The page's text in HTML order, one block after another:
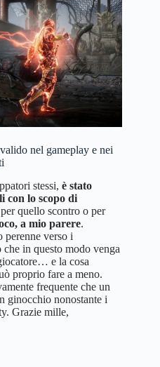
nel gameplay e nei
stessi, è stato
con lo scopo di
per quello scontro o per
a mio parere.
perenne verso i
in questo modo venga
e la cosa
proprio fare a meno.
frequente che un
ginocchio nonostante i
Grazie mille,